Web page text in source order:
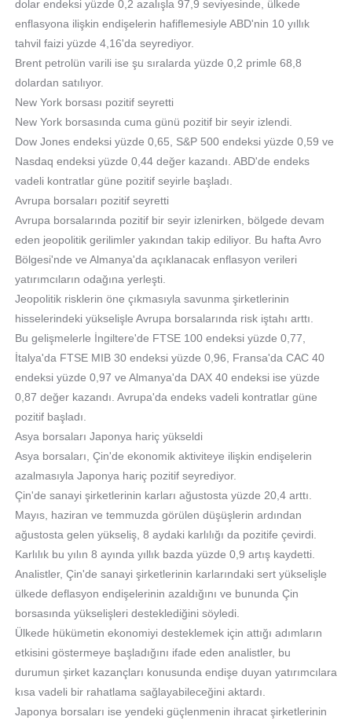
dolar endeksi yüzde 0,2 azalışla 97,9 seviyesinde, ülkede
enflasyona ilişkin endişelerin hafiflemesiyle ABD'nin 10 yıllık
tahvil faizi yüzde 4,16'da seyrediyor.
Brent petrolün varili ise şu sıralarda yüzde 0,2 primle 68,8
dolardan satılıyor.
New York borsası pozitif seyretti
New York borsasında cuma günü pozitif bir seyir izlendi.
Dow Jones endeksi yüzde 0,65, S&P 500 endeksi yüzde 0,59 ve
Nasdaq endeksi yüzde 0,44 değer kazandı. ABD'de endeks
vadeli kontratlar güne pozitif seyirle başladı.
Avrupa borsaları pozitif seyretti
Avrupa borsalarında pozitif bir seyir izlenirken, bölgede devam
eden jeopolitik gerilimler yakından takip ediliyor. Bu hafta Avro
Bölgesi'nde ve Almanya'da açıklanacak enflasyon verileri
yatırımcıların odağına yerleşti.
Jeopolitik risklerin öne çıkmasıyla savunma şirketlerinin
hisselerindeki yükselişle Avrupa borsalarında risk iştahı arttı.
Bu gelişmelerle İngiltere'de FTSE 100 endeksi yüzde 0,77,
İtalya'da FTSE MIB 30 endeksi yüzde 0,96, Fransa'da CAC 40
endeksi yüzde 0,97 ve Almanya'da DAX 40 endeksi ise yüzde
0,87 değer kazandı. Avrupa'da endeks vadeli kontratlar güne
pozitif başladı.
Asya borsaları Japonya hariç yükseldi
Asya borsaları, Çin'de ekonomik aktiviteye ilişkin endişelerin
azalmasıyla Japonya hariç pozitif seyrediyor.
Çin'de sanayi şirketlerinin karları ağustosta yüzde 20,4 arttı.
Mayıs, haziran ve temmuzda görülen düşüşlerin ardından
ağustosta gelen yükseliş, 8 aydaki karlılığı da pozitife çevirdi.
Karlılık bu yılın 8 ayında yıllık bazda yüzde 0,9 artış kaydetti.
Analistler, Çin'de sanayi şirketlerinin karlarındaki sert yükselişle
ülkede deflasyon endişelerinin azaldığını ve bununda Çin
borsasında yükselişleri desteklediğini söyledi.
Ülkede hükümetin ekonomiyi desteklemek için attığı adımların
etkisini göstermeye başladığını ifade eden analistler, bu
durumun şirket kazançları konusunda endişe duyan yatırımcılara
kısa vadeli bir rahatlama sağlayabileceğini aktardı.
Japonya borsaları ise yendeki güçlenmenin ihracat şirketlerinin